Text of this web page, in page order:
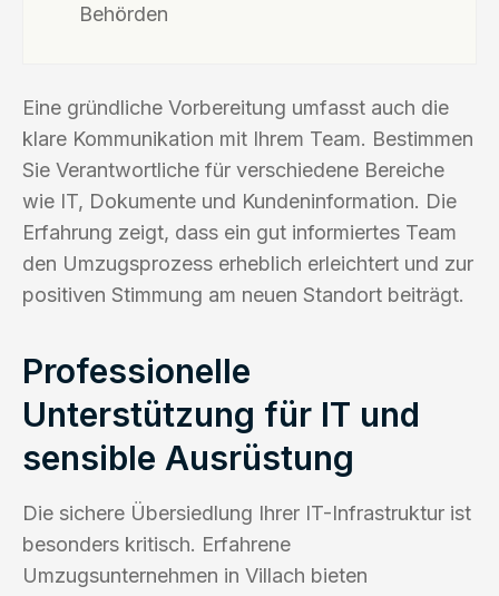
Behörden
Eine gründliche Vorbereitung umfasst auch die
klare Kommunikation mit Ihrem Team. Bestimmen
Sie Verantwortliche für verschiedene Bereiche
wie IT, Dokumente und Kundeninformation. Die
Erfahrung zeigt, dass ein gut informiertes Team
den Umzugsprozess erheblich erleichtert und zur
positiven Stimmung am neuen Standort beiträgt.
Professionelle
Unterstützung für IT und
sensible Ausrüstung
Die sichere Übersiedlung Ihrer IT-Infrastruktur ist
besonders kritisch. Erfahrene
Umzugsunternehmen in Villach bieten